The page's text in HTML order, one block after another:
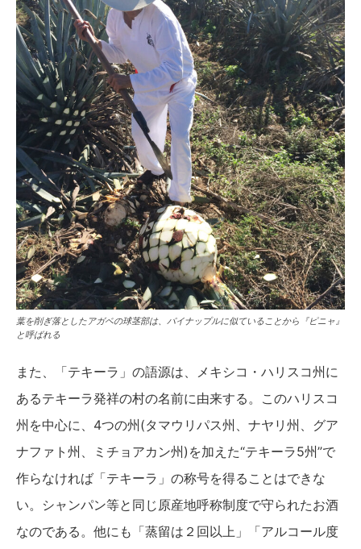
葉を削ぎ落としたアガベの球茎部は、パイナップルに似ていることから『ピニャ』
と呼ばれる
また、「テキーラ」の語源は、メキシコ・ハリスコ州に
あるテキーラ発祥の村の名前に由来する。このハリスコ
州を中心に、4つの州(タマウリパス州、ナヤリ州、グア
ナファト州、ミチョアカン州)を加えた“テキーラ5州”で
作らなければ「テキーラ」の称号を得ることはできな
い。シャンパン等と同じ原産地呼称制度で守られたお酒
なのである。他にも「蒸留は２回以上」「アルコール度